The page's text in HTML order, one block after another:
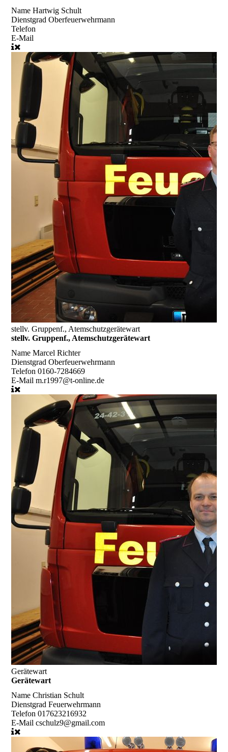
NameHartwig Schult
DienstgradOberfeuerwehrmann
Telefon
E-Mail
stellv. Gruppenf., Atemschutzgerätewart
stellv. Gruppenf., Atemschutzgerätewart
NameMarcel Richter
DienstgradOberfeuerwehrmann
Telefon0160-7284669
E-Mailm.r1997@t-online.de
Gerätewart
Gerätewart
NameChristian Schult
DienstgradFeuerwehrmann
Telefon017623216932
E-Mailcschulz9@gmail.com